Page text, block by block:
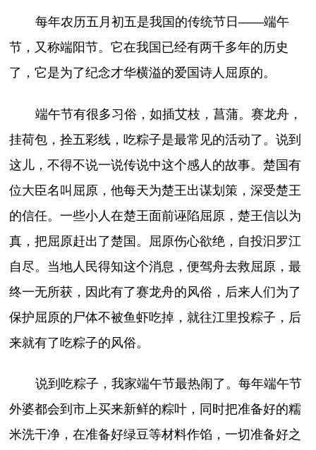
每年农历五月初五是我国的传统节日——端午
节，又称端阳节。它在我国已经有两千多年的历史
了，它是为了纪念才华横溢的爱国诗人屈原的。
端午节有很多习俗，如插艾枝，菖蒲。赛龙舟，
挂荷包，拴五彩线，吃粽子是最常见的活动了。说到
这儿，不得不说一说传说中这个感人的故事。楚国有
位大臣名叫屈原，他每天为楚王出谋划策，深受楚王
的信任。一些小人在楚王面前诬陷屈原，楚王信以为
真，把屈原赶出了楚国。屈原伤心欲绝，自投汩罗江
自尽。当地人民得知这个消息，便驾舟去救屈原，最
终一无所获，因此有了赛龙舟的风俗，后来人们为了
保护屈原的尸体不被鱼虾吃掉，就往江里投粽子，后
来就有了吃粽子的风俗。
说到吃粽子，我家端午节最热闹了。每年端午节
外婆都会到市上买来新鲜的粽叶，同时把准备好的糯
米洗干净，在准备好绿豆等材料作馅，一切准备好之